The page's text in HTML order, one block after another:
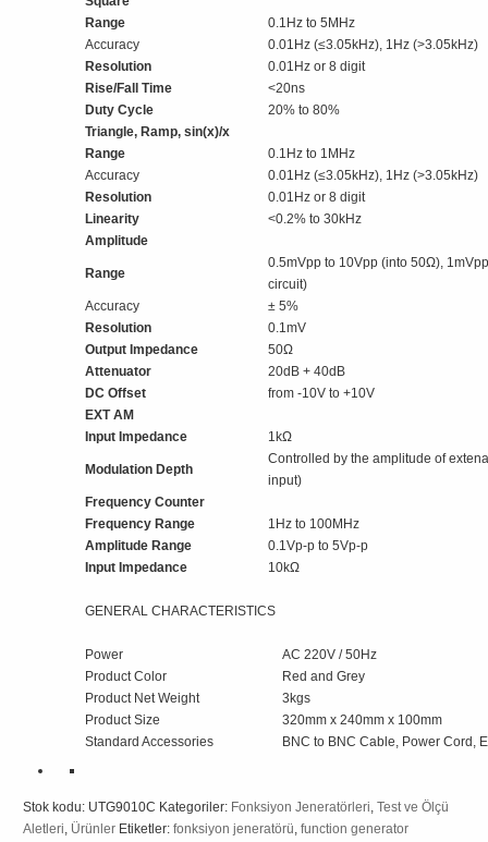
Range
0.1Hz to 5MHz
Accuracy
0.01Hz (≤3.05kHz), 1Hz (>3.05kHz)
Resolution
0.01Hz or 8 digit
Rise/Fall Time
<20ns
Duty Cycle
20% to 80%
Triangle, Ramp, sin(x)/x
Range
0.1Hz to 1MHz
Accuracy
0.01Hz (≤3.05kHz), 1Hz (>3.05kHz)
Resolution
0.01Hz or 8 digit
Linearity
<0.2% to 30kHz
Amplitude
Range
0.5mVpp to 10Vpp (into 50Ω),
circuit)
Accuracy
± 5%
Resolution
0.1mV
Output Impedance
50Ω
Attenuator
20dB + 40dB
DC Offset
from -10V to +10V
EXT AM
Input Impedance
1kΩ
Modulation Depth
Controlled by the amplitude of
input)
Frequency Counter
Frequency Range
1Hz to 100MHz
Amplitude Range
0.1Vp-p to 5Vp-p
Input Impedance
10kΩ
GENERAL CHARACTERISTICS
Power
AC 220V / 50Hz
Product Color
Red and Grey
Product Net Weight
3kgs
Product Size
320mm x 240mm x 100mm
Standard Accessories
BNC to BNC Cable, Power Cord,
Stok kodu: UTG9010C Kategoriler: Fonksiyon Jeneratörleri ,Test ve Ölçü
Aletleri Ürünler Etiketler:fonksiyon jeneratörü ,function generator